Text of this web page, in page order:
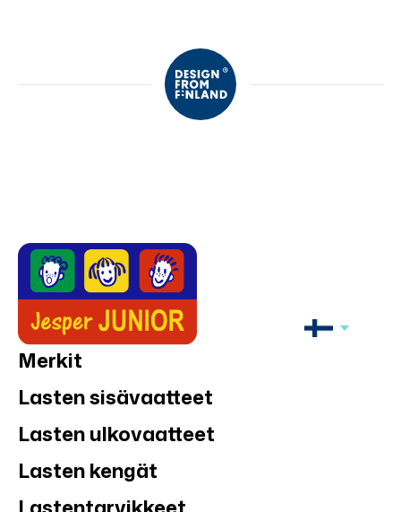
Merkit
Lasten sisävaatteet
Lasten ulkovaatteet
Lasten kengät